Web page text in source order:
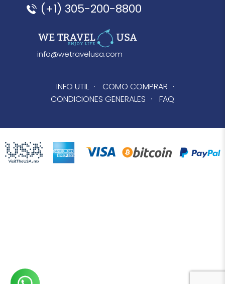
(+1) 305-200-8800
info@wetravelusa.com
INFO UTIL · COMO COMPRAR ·
CONDICIONES GENERALES · FAQ